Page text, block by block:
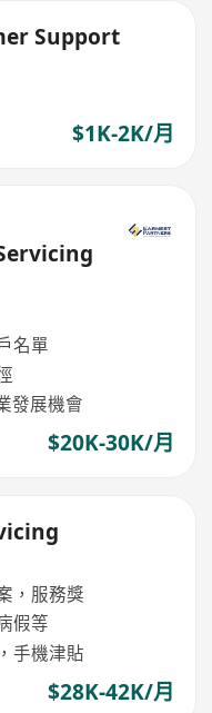
Support
$1K-2K/月
名單
發展機會
$20K-30K/月
，服務獎
假等
手機津貼
$28K-42K/月